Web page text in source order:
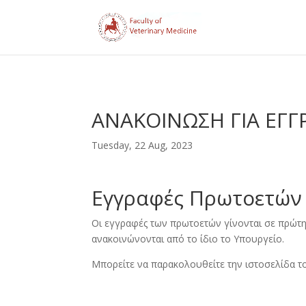
ΑΝΑΚΟΙΝΩΣΗ ΓΙΑ
Tuesday, 22 Aug, 2023
Εγγραφές Πρωτοετών
Οι εγγραφές των πρωτοετών γίνονται σε
ανακοινώνονται από το ίδιο το Υπουργείο.
Μπορείτε να παρακολουθείτε την ιστοσελίδα